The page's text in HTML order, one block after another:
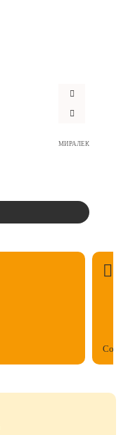
МИРАЛЕК